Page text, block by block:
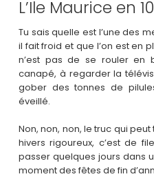
L’Ile Maurice en
Tu sais quelle est l’une des
il fait froid et que l’on est en
n’est pas de se rouler en
canapé, à regarder la
gober des tonnes de
éveillé.
Non, non, non, le truc qui
hivers rigoureux, c’est de
passer quelques jours dans
moment des fêtes de fin